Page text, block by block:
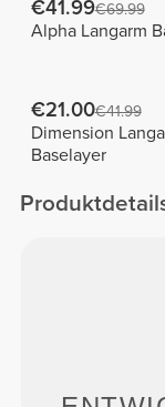
€41.99€69.99
Alpha Langarm
€21.00€41.99
Dimension
Baselayer